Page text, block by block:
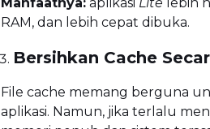
RAM, dan lebih cepat dibuka.
Bersihkan Cache
File cache memang berguna
aplikasi. Namun, jika terlalu